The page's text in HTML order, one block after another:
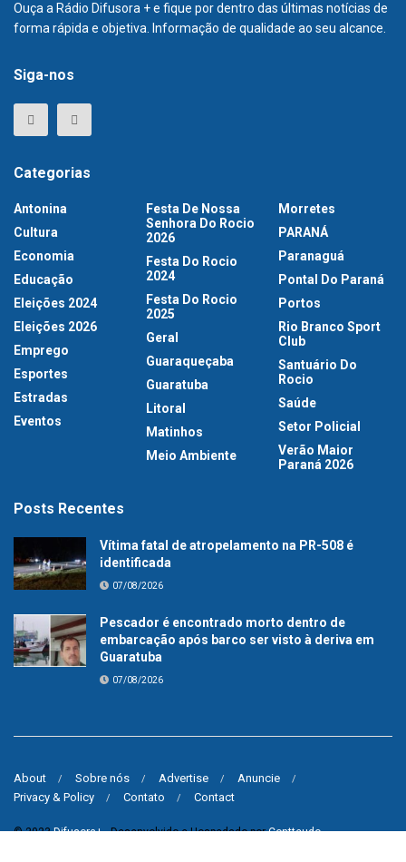
Ouça a Rádio Difusora + e fique por dentro das últimas notícias de
forma rápida e objetiva. Informação de qualidade ao seu alcance.
Siga-nos
Categorias
Antonina
Cultura
Economia
Educação
Eleições 2024
Eleições 2026
Emprego
Esportes
Estradas
Eventos
Festa De Nossa
Senhora Do Rocio
2026
Festa Do Rocio
2024
Festa Do Rocio
2025
Geral
Guaraqueçaba
Guaratuba
Litoral
Matinhos
Meio Ambiente
Morretes
PARANÁ
Paranaguá
Pontal Do Paraná
Portos
Rio Branco Sport
Club
Santuário Do
Rocio
Saúde
Setor Policial
Verão Maior
Paraná 2026
Posts Recentes
Vítima fatal de atropelamento na PR-508 é
identificada
07/08/2026
Pescador é encontrado morto dentro de
embarcação após barco ser visto à deriva em
Guaratuba
07/08/2026
About Sobre nós Advertise
Anuncie
Privacy & Policy
Contato Contact
© 2023Difusora+- Desenvolvido e Hospedado porContteudo.